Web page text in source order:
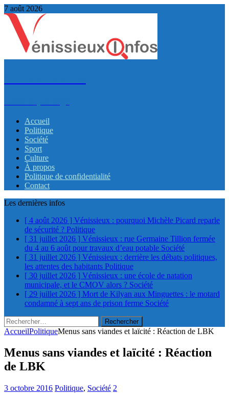
7 août 2026
Accueil
Politique
Société
Sport
Culture
À propos
Politique de confidentialité
Contact
Les dernières infos
[ 4 août 2026 ] Vénissieux : pourquoi Michèle Picard reparle
de sécurité ? Politique
[ 31 juillet 2026 ] Vénissieux : rue Germaine Tillion fermée
du 4 au 6 août pour travaux d’eau potable Société
[ 31 juillet 2026 ] Vénissieux : derrière les débats politiques,
les attentes des habitants Politique
[ 30 juillet 2026 ] Vénissieux : une école de natation
municipale, et le CMOV alors ? Société
[ 29 juillet 2026 ] Mort de Kilyan aux Minguettes : le motard
condamné à sept ans de prison ferme Société
Rechercher :
AccueilPolitiqueMenus sans viandes et laïcité : Réaction de LBK
Menus sans viandes et laïcité : Réaction
de LBK
3 octobre 2016 Politique, Société 2